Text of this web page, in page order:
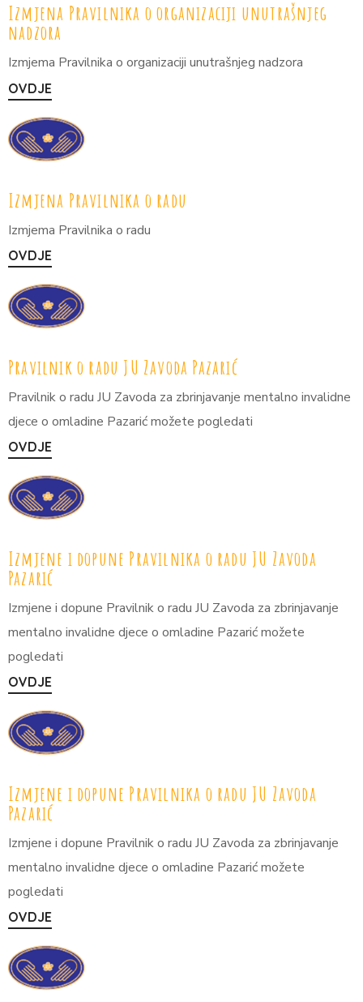
Izmjena Pravilnika o organizaciji unutrašnjeg
nadzora
Izmjema Pravilnika o organizaciji unutrašnjeg nadzora
OVDJE
Izmjena Pravilnika o radu
Izmjema Pravilnika o radu
OVDJE
Pravilnik o radu JU Zavoda Pazarić
Pravilnik o radu JU Zavoda za zbrinjavanje mentalno invalidne
djece o omladine Pazarić možete pogledati
OVDJE
Izmjene i dopune Pravilnika o radu JU Zavoda
Pazarić
Izmjene i dopune Pravilnik o radu JU Zavoda za zbrinjavanje
mentalno invalidne djece o omladine Pazarić možete
pogledati
OVDJE
Izmjene i dopune Pravilnika o radu JU Zavoda
Pazarić
Izmjene i dopune Pravilnik o radu JU Zavoda za zbrinjavanje
mentalno invalidne djece o omladine Pazarić možete
pogledati
OVDJE